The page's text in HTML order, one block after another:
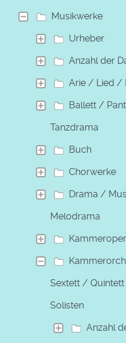
Musikwerke
Urheber
Anzahl der
Arie / Lied /
Ballett /
Tanzdrama
Buch
Chorwerke
Drama /
Melodrama
Kammeroper
Sextett /
Solisten
Anzahl